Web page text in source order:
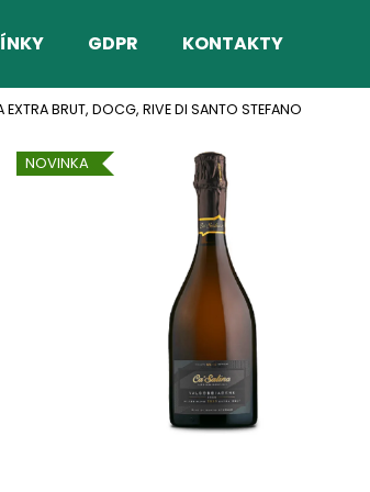
GDPR KONTAKTY
EXTRA BRUT, DOCG, RIVE DI SANTO STEFANO
NOVINKA
Co potřebujete najít?
Doporučujeme